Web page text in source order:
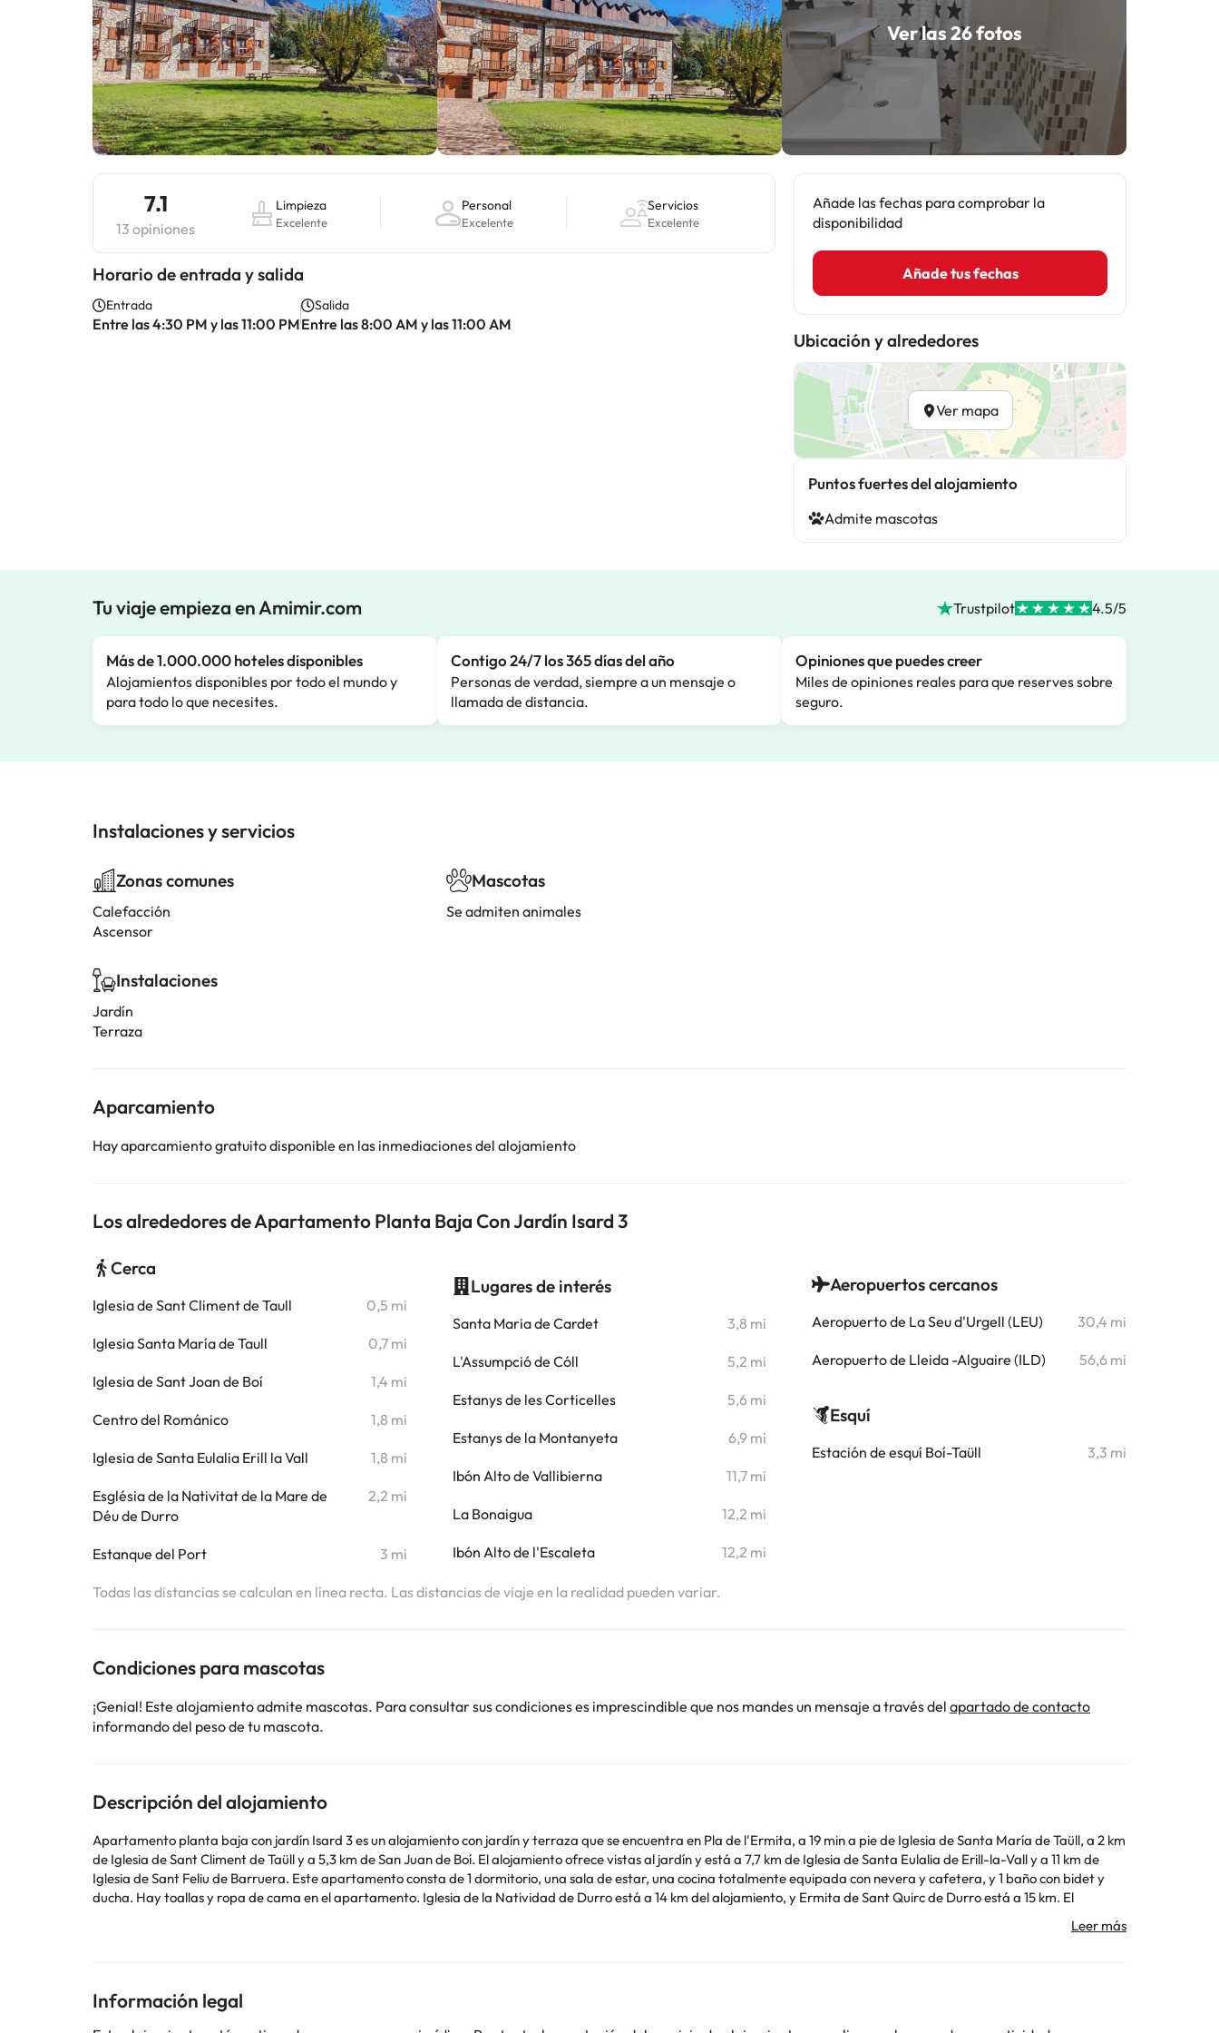
Ver las 26 fotos
7.1
13 opiniones
Limpieza
Excelente
Personal
Excelente
Servicios
Excelente
Horario de entrada y salida
Entrada
Entre las 4:30 PM y las 11:00 PM
Salida
Entre las 8:00 AM y las 11:00 AM
Añade las fechas para comprobar la
disponibilidad
Añade tus fechas
Ubicación y alrededores
Ver mapa
Puntos fuertes del alojamiento
Admite mascotas
Tu viaje empieza en Amimir.com Trustpilot 4.5/5
Más de 1.000.000 hoteles disponibles
Alojamientos disponibles por todo el mundo y
para todo lo que necesites.
Contigo 24/7 los 365 días del año
Personas de verdad, siempre a un mensaje o
llamada de distancia.
Opiniones que puedes creer
Miles de opiniones reales para que reserves sobre
seguro.
Instalaciones y servicios
Zonas comunes
Calefacción
Ascensor
Instalaciones
Jardín
Terraza
Mascotas
Se admiten animales
Aparcamiento
Hay aparcamiento gratuito disponible en las inmediaciones del alojamiento
Los alrededores de Apartamento Planta Baja Con Jardín Isard 3
Cerca
Iglesia de Sant Climent de Taull 0,5 mi
Iglesia Santa María de Taull 0,7 mi
Iglesia de Sant Joan de Boí 1,4 mi
Centro del Románico 1,8 mi
Iglesia de Santa Eulalia Erill la Vall 1,8 mi
Església de la Nativitat de la Mare de
Déu de Durro
2,2 mi
Estanque del Port 3 mi
Lugares de interés
Santa Maria de Cardet 3,8 mi
L'Assumpció de Cóll 5,2 mi
Estanys de les Corticelles 5,6 mi
Estanys de la Montanyeta 6,9 mi
Ibón Alto de Vallibierna 11,7 mi
La Bonaigua 12,2 mi
Ibón Alto de l'Escaleta 12,2 mi
Aeropuertos cercanos
Aeropuerto de La Seu d'Urgell (LEU) 30,4 mi
Aeropuerto de Lleida -Alguaire (ILD) 56,6 mi
Esquí
Estación de esquí Boí-Taüll 3,3 mi
Todas las distancias se calculan en línea recta. Las distancias de viaje en la realidad pueden variar.
Condiciones para mascotas
¡Genial! Este alojamiento admite mascotas. Para consultar sus condiciones es imprescindible que nos mandes un mensaje a través del apartado de contacto
informando del peso de tu mascota.
Descripción del alojamiento
Apartamento planta baja con jardín Isard 3 es un alojamiento con jardín y terraza que se encuentra en Pla de l'Ermita, a 19 min a pie de Iglesia de Santa María de Taüll, a 2 km
de Iglesia de Sant Climent de Taüll y a 5,3 km de San Juan de Boí. El alojamiento ofrece vistas al jardín y está a 7,7 km de Iglesia de Santa Eulalia de Erill-la-Vall y a 11 km de
Iglesia de Sant Feliu de Barruera. Este apartamento consta de 1 dormitorio, una sala de estar, una cocina totalmente equipada con nevera y cafetera, y 1 baño con bidet y
ducha. Hay toallas y ropa de cama en el apartamento. Iglesia de la Natividad de Durro está a 14 km del alojamiento, y Ermita de Sant Quirc de Durro está a 15 km. El
cambios por parte del alojamiento. Si tienes dudas, contáctanos.
Información legal